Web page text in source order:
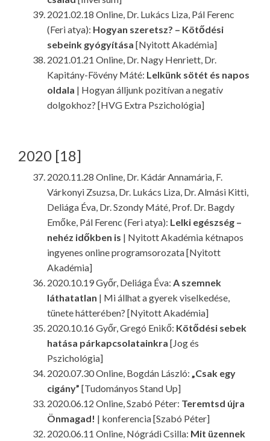
2021.02.18 Online, Dr. Lukács Liza, Pál Ferenc
(Feri atya): Hogyan szeretsz? – Kötődési
sebeink gyógyítása [Nyitott Akadémia]
2021.01.21 Online, Dr. Nagy Henriett, Dr.
Kapitány-Fövény Máté: Lelkünk sötét és napos
oldala | Hogyan álljunk pozitívan a negatív
dolgokhoz? [HVG Extra Pszichológia]
2020 [18]
2020.11.28 Online, Dr. Kádár Annamária, F.
Várkonyi Zsuzsa, Dr. Lukács Liza, Dr. Almási Kitti,
Deliága Éva, Dr. Szondy Máté, Prof. Dr. Bagdy
Emőke, Pál Ferenc (Feri atya): Lelki egészség –
nehéz időkben is | Nyitott Akadémia kétnapos
ingyenes online programsorozata [Nyitott
Akadémia]
2020.10.19 Győr, Deliága Éva: A szemnek
láthatatlan | Mi állhat a gyerek viselkedése,
tünete hátterében? [Nyitott Akadémia]
2020.10.16 Győr, Gregó Enikő: Kötődési sebek
hatása párkapcsolatainkra [Jog és
Pszichológia]
2020.07.30 Online, Bogdán László: „Csak egy
cigány” [Tudományos Stand Up]
2020.06.12 Online, Szabó Péter: Teremtsd újra
Önmagad! | konferencia [Szabó Péter]
2020.06.11 Online, Nógrádi Csilla: Mit üzennek